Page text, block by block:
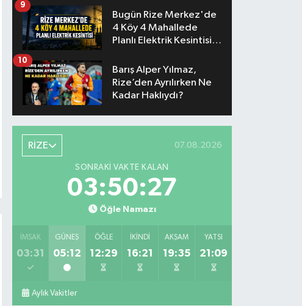
Bugün Rize Merkez'de
4 Köy 4 Mahallede
Planlı Elektrik Kesintisi
9
Barış Alper Yılmaz,
Rize’den Ayrılırken Ne
Kadar Haklıydı?
10
RİZE 07.08.2026
SONRAKI VAKTE KALAN
03:50:26
Öğle Namazı
İMSAK
03:31
GÜNEŞ
05:12
ÖĞLE
12:29
İKINDI
16:21
AKŞAM
19:35
YATSI
21:09
Aylık Vakitler